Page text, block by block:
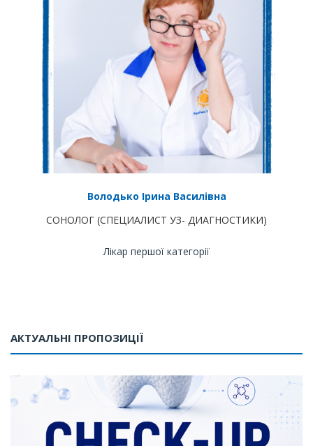
Володько Ірина Василівна
СОНОЛОГ (СПЕЦИАЛИСТ УЗ- ДИАГНОСТИКИ)
Лікар першої категорії
АКТУАЛЬНІ ПРОПОЗИЦІЇ